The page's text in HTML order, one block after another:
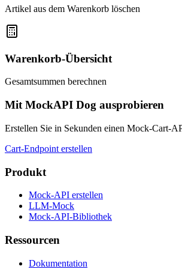
Artikel aus dem Warenkorb löschen
Warenkorb-Übersicht
Gesamtsummen berechnen
Mit MockAPI Dog ausprobieren
Erstellen Sie in Sekunden einen Mock-Cart-
Cart-Endpoint erstellen
Produkt
Mock-API erstellen
LLM-Mock
Mock-API-Bibliothek
Ressourcen
Dokumentation